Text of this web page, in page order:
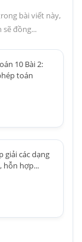
bài viết này,
sẽ đồng...
10 Bài 2:
toán
giải các dạng
hỗn hợp...